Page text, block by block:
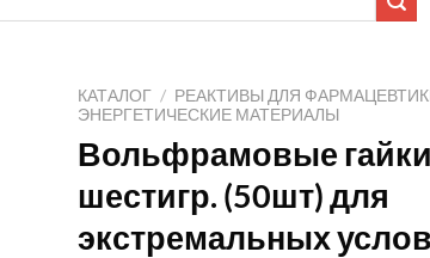
КАТАЛОГ / РЕАКТИВЫ ДЛЯ
ЭНЕРГЕТИЧЕСКИЕ МАТЕРИАЛЫ
Вольфрамовые
шестигр. (50шт) для
экстремальных